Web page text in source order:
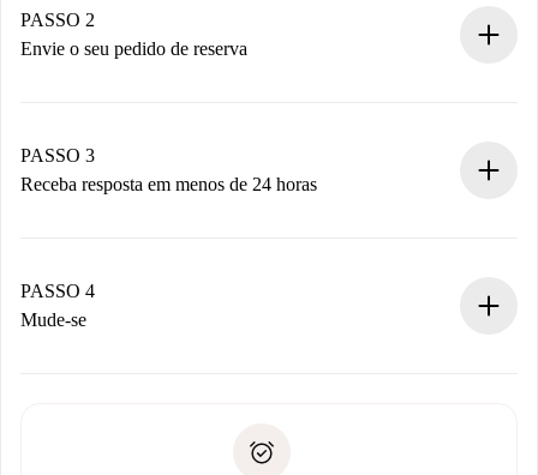
Você tem todas as informações necessárias
antecipadamente.
PASSO 2
Envie o seu pedido de reserva
Não cobramos nada até que o proprietário confirme.
PASSO 3
Receba resposta em menos de 24 horas
proprietário.
Se recusada: não cobraremos nada e ofereceremos
Débito direto bancário
PASSO 4
Mude-se
não comunicar nenhum problema.